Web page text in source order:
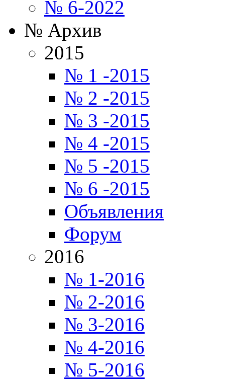
№ 6-2022
№ Архив
2015
№ 1 -2015
№ 2 -2015
№ 3 -2015
№ 4 -2015
№ 5 -2015
№ 6 -2015
Объявления
Форум
2016
№ 1-2016
№ 2-2016
№ 3-2016
№ 4-2016
№ 5-2016